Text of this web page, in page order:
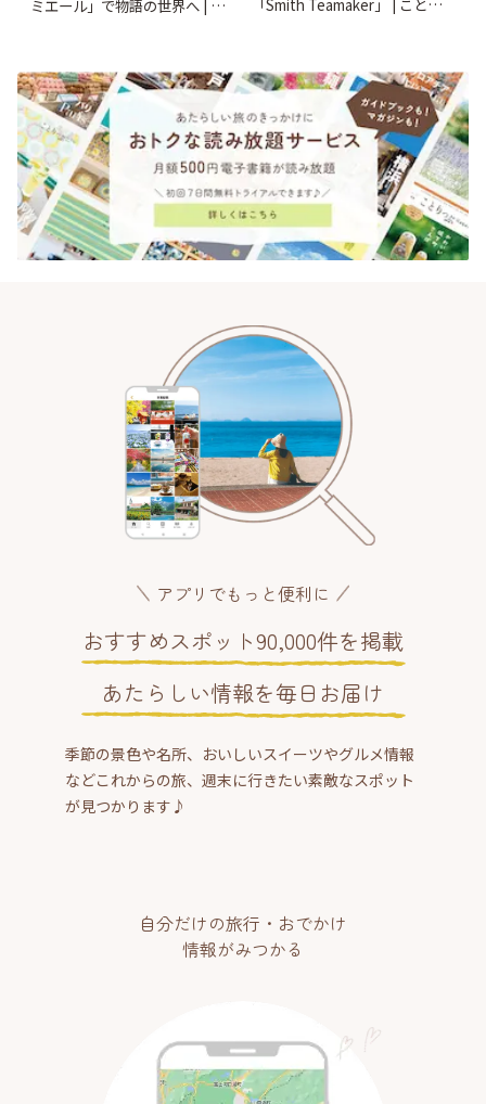
ミエール」で物語の世界へ | こ
「Smith Teamaker」 | ことりっ
アプリでもっと便利に
おすすめスポット90,000件を掲載
あたらしい情報を毎日お届け
季節の景色や名所、おいしいスイーツやグルメ情報
などこれからの旅、週末に行きたい素敵なスポット
が見つかります♪
自分だけの旅行・おでかけ
情報がみつかる